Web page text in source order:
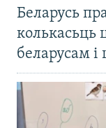
Беларусь
колькасьць
беларусам